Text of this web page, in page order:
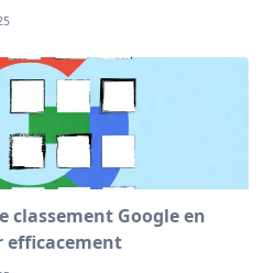
classement Google en
efficacement